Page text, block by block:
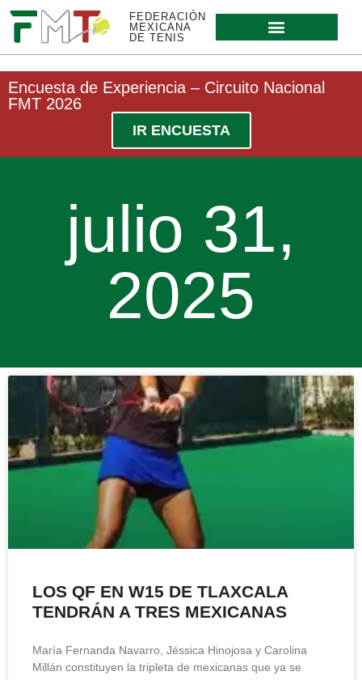
FEDERACIÓN
MEXICANA
DE TENIS
Encuesta de Experiencia – Circuito Nacional
FMT 2026
IR ENCUESTA
julio 31,
2025
LOS QF EN W15 DE TLAXCALA
TENDRÁN A TRES MEXICANAS
María Fernanda Navarro, Jéssica Hinojosa y Carolina
Millán constituyen la tripleta de mexicanas que ya se